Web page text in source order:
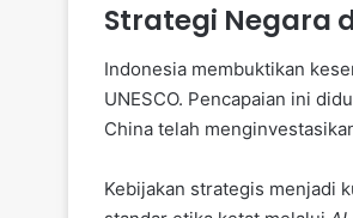
Strategi Negara
Indonesia membuktikan
UNESCO. Pencapaian ini
China telah
Kebijakan strategis menjadi